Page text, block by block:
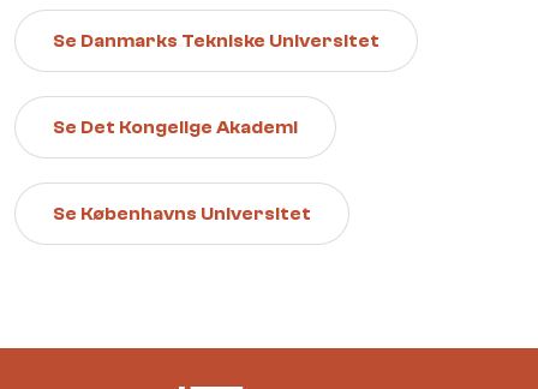
Se Danmarks Tekniske Universitet
Se Det Kongelige Akademi
Se Københavns Universitet